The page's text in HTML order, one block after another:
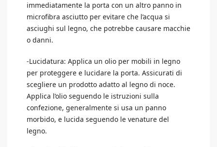
immediatamente la porta con un altro panno in
microfibra asciutto per evitare che l’acqua si
asciughi sul legno, che potrebbe causare macchie
o danni.
-Lucidatura: Applica un olio per mobili in legno
per proteggere e lucidare la porta. Assicurati di
scegliere un prodotto adatto al legno di noce.
Applica l’olio seguendo le istruzioni sulla
confezione, generalmente si usa un panno
morbido, e lucida seguendo le venature del
legno.